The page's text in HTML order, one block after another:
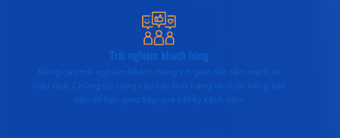
Trải nghiệm khách hàng
Nâng cao trải nghiệm khách hàng với giao tiếp liền mạch và
hiệu quả. Chúng tôi cung cấp các tính năng và chức năng tiên
tiến để bạn giao tiếp qua bất kỳ kênh nào.